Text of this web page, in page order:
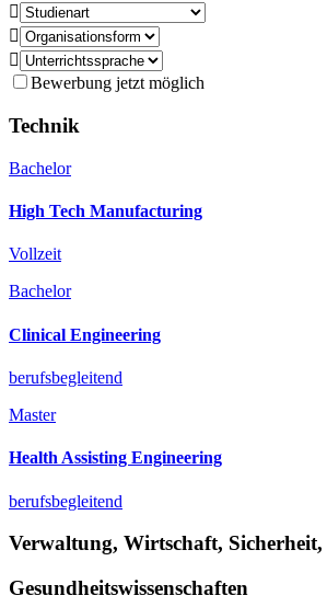



Bewerbung jetzt möglich
Technik
Bachelor
High Tech Manufacturing
Vollzeit
Bachelor
Clinical Engineering
berufsbegleitend
Master
Health Assisting Engineering
berufsbegleitend
Verwaltung, Wirtschaft,
Gesundheitswissenschaften